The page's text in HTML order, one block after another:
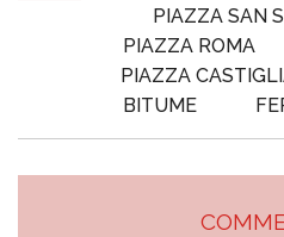
PIAZZA SAN
PIAZZA ROMA
PIAZZA
BITUME